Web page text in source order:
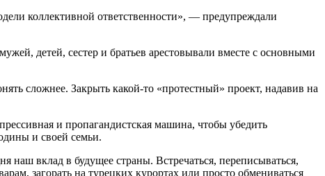
коллективной ответственности», — предупреждали
детей, сестер и братьев арестовывали вместе с основными
сложнее. Закрыть какой-то «протестный» проект, надавив на
и пропагандистская машина, чтобы убедить
и своей семьи.
наш вклад в будущее страны. Встречаться, переписываться,
загорать на турецких курортах или просто обмениваться